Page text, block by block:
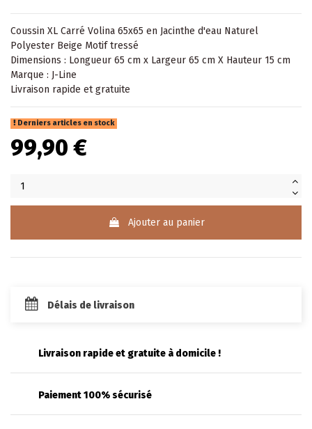
Coussin XL Carré Volina 65x65 en Jacinthe d'eau Naturel
Polyester Beige Motif tressé
Dimensions : Longueur 65 cm x Largeur 65 cm X Hauteur 15 cm
Marque : J-Line
Livraison rapide et gratuite
Derniers articles en stock
99,90 €
Ajouter au panier
Délais de livraison
Livraison rapide et gratuite à domicile !
Paiement 100% sécurisé